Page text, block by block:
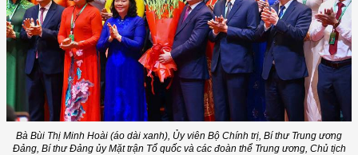
Bà Bùi Thị Minh Hoài (áo dài xanh), Ủy viên Bộ Chính trị, Bí thư Trung ương
Đảng, Bí thư Đảng ủy Mặt trận Tổ quốc và các đoàn thể Trung ương, Chủ tịch